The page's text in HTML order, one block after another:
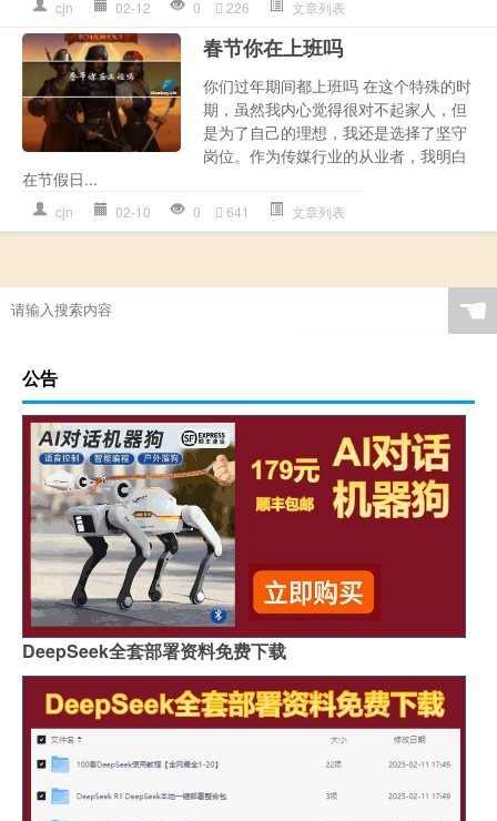
cjn 02-12 0 226 文章列表
春节你在上班吗
你们过年期间都上班吗 在这个特殊的时
期，虽然我内心觉得很对不起家人，但
是为了自己的理想，我还是选择了坚守
岗位。作为传媒行业的从业者，我明白
在节假日...
cjn 02-10 0 641 文章列表
☚
公告
DeepSeek全套部署资料免费下载